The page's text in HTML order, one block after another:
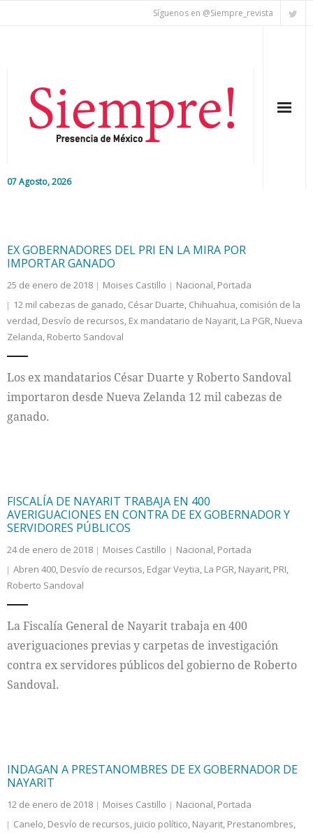
Síguenos en @Siempre_revista
07 Agosto, 2026
Colaboradores
Internacional
Cultura
EX GOBERNADORES DEL PRI EN LA MIRA POR
IMPORTAR GANADO
25 de enero de 2018 Moises Castillo Nacional, Portada
12 mil cabezas de ganado, César Duarte, Chihuahua, comisión de la
verdad, Desvío de recursos, Ex mandatario de Nayarit, La PGR, Nueva
Zelanda, Roberto Sandoval
Los ex mandatarios César Duarte y Roberto Sandoval
importaron desde Nueva Zelanda 12 mil cabezas de
ganado.
FISCALÍA DE NAYARIT TRABAJA EN 400
AVERIGUACIONES EN CONTRA DE EX GOBERNADOR Y
SERVIDORES PÚBLICOS
24 de enero de 2018 Moises Castillo Nacional, Portada
Abren 400, Desvío de recursos, Edgar Veytia, La PGR, Nayarit, PRI,
Roberto Sandoval
La Fiscalía General de Nayarit trabaja en 400
averiguaciones previas y carpetas de investigación
contra ex servidores públicos del gobierno de Roberto
Sandoval.
INDAGAN A PRESTANOMBRES DE EX GOBERNADOR DE
NAYARIT
12 de enero de 2018 Moises Castillo Nacional, Portada
Canelo, Desvío de recursos, juicio político, Nayarit, Prestanombres,